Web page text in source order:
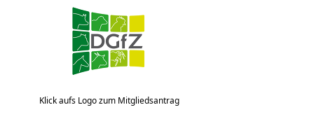
Klick aufs Logo zum Mitgliedsantrag